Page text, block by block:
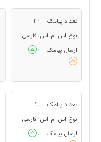
تعداد پیامک :
2
نوع اس ام اس : فارسی
ارسال پیامک
:
تعداد پیامک :
1
نوع اس ام اس : فارسی
ارسال پیامک
: